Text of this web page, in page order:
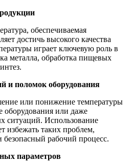
обеспечиваемая
достичь высокого качества
играет ключевую роль в
металла, обработка пищевых
и поломок оборудования
или понижение температуры
оборудования или даже
ситуаций. Использование
избежать таких проблем,
безопасный рабочий процесс.
параметров